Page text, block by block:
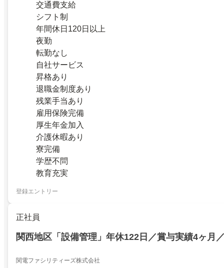
交通費支給
シフト制
年間休日120日以上
夜勤
転勤なし
自社サービス
昇格あり
退職金制度あり
残業手当あり
雇用保険完備
厚生年金加入
介護休暇あり
寮完備
学歴不問
教育充実
登録エントリー
正社員
関西地区「設備管理」年休122日／賞与実績4ヶ月
関電ファシリティーズ株式会社